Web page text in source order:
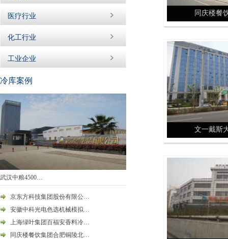
医疗行业
化工行业
工业企业
冷库案例
武汉中粮4500…
京东方科技集团股份有限公…
安徽中科光电色选机械模拟…
上海绿叶集团百福安香料冷…
同庆楼餐饮集团合肥铜陵北…
同庆楼餐
文一戴斯